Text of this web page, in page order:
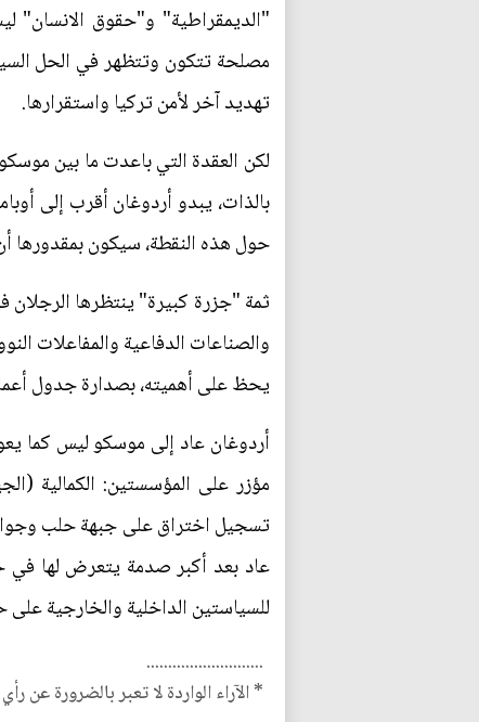
"الديمقراطية" و"حقوق الانسان"
مصلحة تتكون وتتظهر في الحل
تهديد آخر لأمن تركيا واستقرارها.
لكن العقدة التي باعدت ما بين
بالذات، يبدو أردوغان أقرب إلى
حول هذه النقطة، سيكون بمقدورها
ثمة "جزرة كبيرة" ينتظرها الرجلان
والصناعات الدفاعية والمفاعلات
يحظ على أهميته، بصدارة جدول أعمال
أردوغان عاد إلى موسكو ليس كما
مؤزر على المؤسستين: الكمالية
تسجيل اختراق على جبهة حلب
عاد بعد أكبر صدمة يتعرض لها في
للسياستين الداخلية والخارجية
...........................
* الآراء الواردة لا تعبر بالضرورة عن